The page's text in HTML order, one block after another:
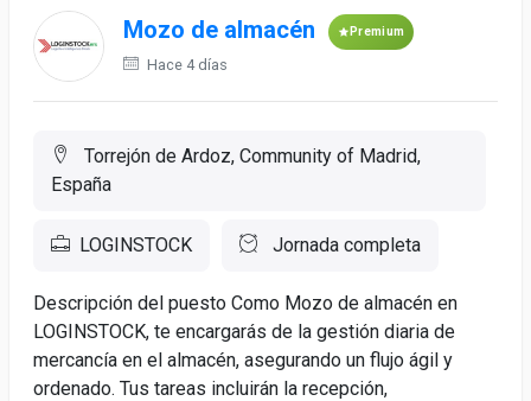
Mozo de almacén Premium
Hace 4 días
Torrejón de Ardoz, Community of Madrid,
España
LOGINSTOCK Jornada completa
Descripción del puesto Como Mozo de almacén en
LOGINSTOCK, te encargarás de la gestión diaria de
mercancía en el almacén, asegurando un flujo ágil y
ordenado. Tus tareas incluirán la recepción,